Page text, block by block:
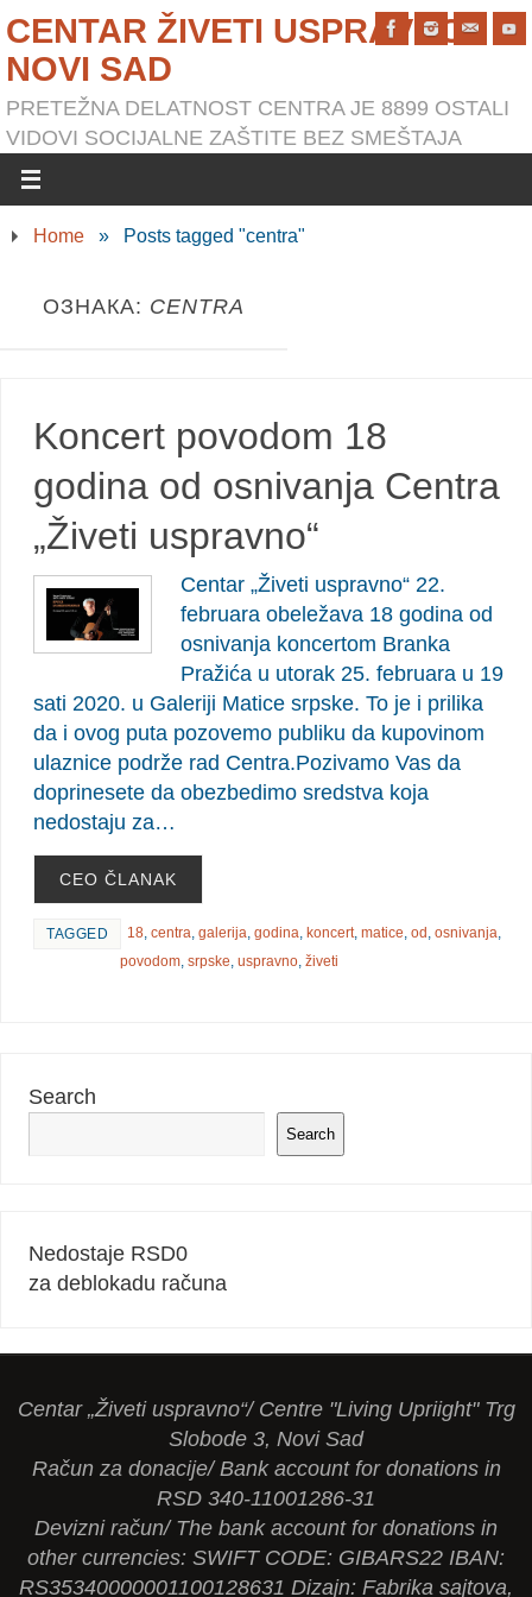
CENTAR ŽIVETI USPRAVNO
NOVI SAD
PRETEŽNA DELATNOST CENTRA JE 8899 OSTALI
VIDOVI SOCIJALNE ZAŠTITE BEZ SMEŠTAJA
Home » Posts tagged "centra"
ОЗНАКА: CENTRA
Koncert povodom 18
godina od osnivanja Centra
„Živeti uspravno“
Centar „Živeti uspravno“ 22.
februara obeležava 18 godina od
osnivanja koncertom Branka
Pražića u utorak 25. februara u 19
sati 2020. u Galeriji Matice srpske. To je i prilika
da i ovog puta pozovemo publiku da kupovinom
ulaznice podrže rad Centra.Pozivamo Vas da
doprinesete da obezbedimo sredstva koja
nedostaju za…
CEO ČLANAK
TAGGED 18, centra, galerija, godina, koncert, matice, od , osnivanja,
povodom, srpske, uspravno, živeti
Search
Search
Nedostaje RSD0
za deblokadu računa
Centar „Živeti uspravno“/ Centre "Living Upriight" Trg
Slobode 3, Novi Sad
Račun za donacije/ Bank account for donations in
RSD 340-11001286-31
Devizni račun/ The bank account for donations in
other currencies: SWIFT CODE: GIBARS22 IBAN:
RS35340000001100128631 Dizajn: Fabrika sajtova,